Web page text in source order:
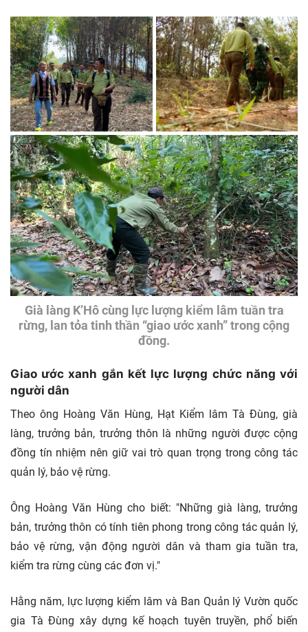
Già làng K’Hô cùng lực lượng kiểm lâm tuần tra
rừng, lan tỏa tinh thần “giao ước xanh” trong cộng
đồng.
Giao ước xanh gắn kết lực lượng chức năng với
người dân
Theo ông Hoàng Văn Hùng, Hạt Kiểm lâm Tà Đùng, già
làng, trưởng bản, trưởng thôn là những người được cộng
đồng tín nhiệm nên giữ vai trò quan trọng trong công tác
quản lý, bảo vệ rừng.
Ông Hoàng Văn Hùng cho biết: "Những già làng, trưởng
bản, trưởng thôn có tính tiên phong trong công tác quản lý,
bảo vệ rừng, vận động người dân và tham gia tuần tra,
kiểm tra rừng cùng các đơn vị."
Hằng năm, lực lượng kiểm lâm và Ban Quản lý Vườn quốc
gia Tà Đùng xây dựng kế hoạch tuyên truyền, phổ biến